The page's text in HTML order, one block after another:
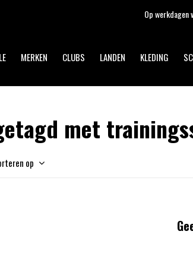
MERKEN CLUBS LANDEN KLEDING
Op werkdagen
met
op